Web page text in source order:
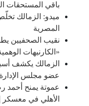
باقي المستحقات
ميدو: الزمالك
المصرية
نقيب الصحفيين
«الكارنيهات
عضو مجلس
عموتة يمنح أحمد
الأهلي في معسكر